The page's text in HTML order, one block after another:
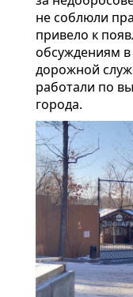
не соблюли
привело к
обсуждениям
дорожной
работали по
города.